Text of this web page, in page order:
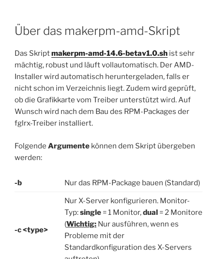
Über das makerpm-amd-Skript
Das Skriptmakerpm-amd-14.6-betav1.0.sh ist sehr
mächtig, robust und läuft vollautomatisch. Der AMD-
Installer wird automatisch heruntergeladen, falls er
nicht schon im Verzeichnis liegt. Zudem wird geprüft,
ob die Grafikkarte vom Treiber unterstützt wird. Auf
Wunsch wird nach dem Bau des RPM-Packages der
fglrx-Treiber installiert.
Folgende Argumente können dem Skript übergeben
werden:
-b Nur das RPM-Package bauen (Standard)
-c <type>
Nur X-Server konfigurieren. Monitor-
Typ:single = 1 Monitor,dual = 2 Monitore
(Wichtig: Nur ausführen, wenn es
Probleme mit der
Standardkonfiguration des X-Servers